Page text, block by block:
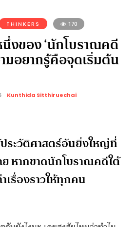
THINKERS 170
งของ ‘นักโบราณคดี
มอยากรู้คือจุดเริ่มต้น
Kunthida Sitthiruechai
ประวัติศาสตร์อันยิ่งใหญ่ที่
ย หากขาดนักโบราณคดีใต้
รื่องราวให้ทุกคน